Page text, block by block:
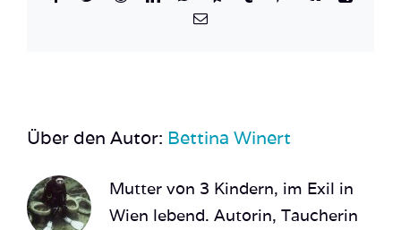
E-
Über den Autor: Bettina Winert
Mutter von 3 Kindern, im Exil in
Wien lebend. Autorin, Taucherin